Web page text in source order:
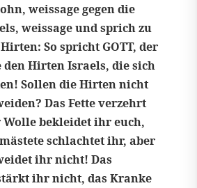
weissage gegen die
weissage und sprich zu
So spricht GOTT, der
den Hirten Israels, die sich
Sollen die Hirten nicht
Das Fette verzehrt
bekleidet ihr euch,
schlachtet ihr, aber
ihr nicht! Das
ihr nicht, das Kranke